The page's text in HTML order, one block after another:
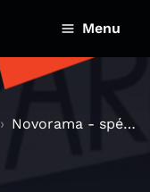
Menu
Novorama - spéciale Trans Musicales / Bars En Tran...